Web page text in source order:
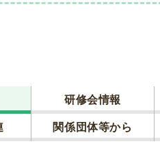
研修会情報
関係団体等から